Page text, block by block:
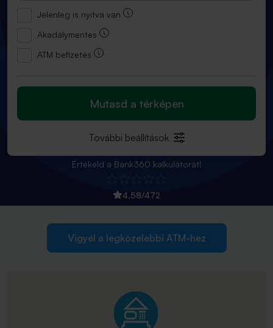
Jelenleg is nyitva van
Akadálymentes
ATM befizetés
További beállítások
Mutasd a térképen
Értékeld a Bank360 kalkulátorát!
4,58/472
Vigyél a legközelebbi ATM-hez